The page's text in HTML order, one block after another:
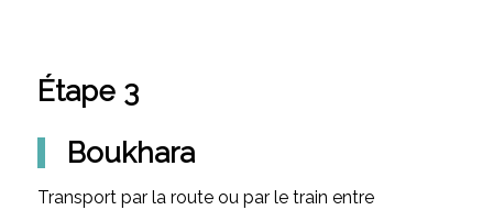
Étape 3
Boukhara
Transport par la route ou par le train entre